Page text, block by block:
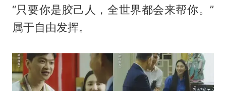
“只要你是胶己人，全世界都会来帮你。”
属于自由发挥。